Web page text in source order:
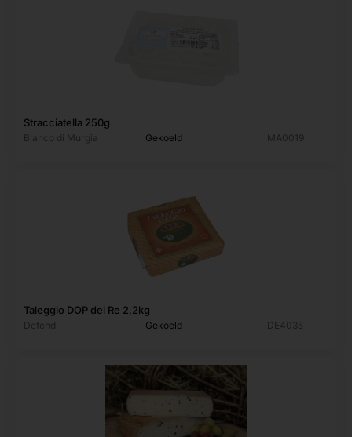
Stracciatella 250g
Bianco di Murgia Gekoeld MA0019
Taleggio DOP del Re 2,2kg
Defendi Gekoeld DE4035